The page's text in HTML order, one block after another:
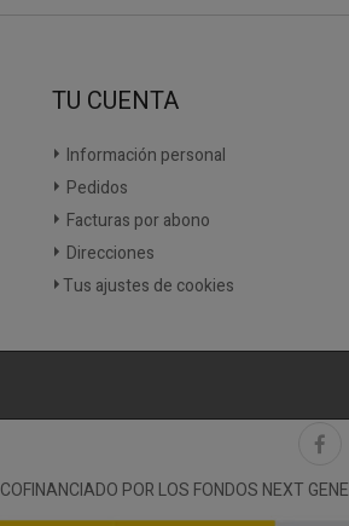
TU CUENTA
Información personal
Pedidos
Facturas por abono
Direcciones
Tus ajustes de cookies
POR LOS FONDOS NEXT